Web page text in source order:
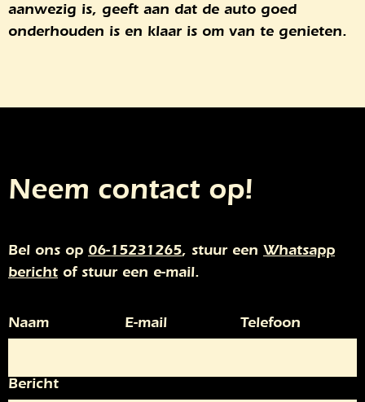
aanwezig is, geeft aan dat de auto goed
onderhouden is en klaar is om van te genieten.
Neem contact op!
Bel ons op 06-15231265, stuur een Whatsapp
bericht of stuur een e-mail.
Naam E-mail Telefoon
Bericht